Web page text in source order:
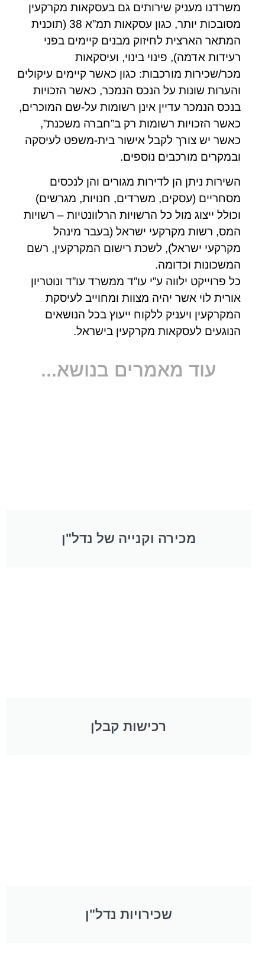
משרדנו מעניק שירותים גם בעסקאות מקרקעין
מסובכות יותר, כגון עסקאות תמ”א 38 (תוכנית
המתאר הארצית לחיזוק מבנים קיימים בפני
רעידות אדמה), פינוי בינוי, ועיסקאות
מכר/שכירות מורכבות: כגון כאשר קיימים עיקולים
והערות שונות על הנכס הנמכר, כאשר הזכויות
בנכס הנמכר עדיין אינן רשומות על-שם המוכרים,
כאשר הזכויות רשומות רק ב”חברה משכנת”,
כאשר יש צורך לקבל אישור בית-משפט לעיסקה
ובמקרים מורכבים נוספים.
השירות ניתן הן לדירות מגורים והן לנכסים
מסחריים (עסקים, משרדים, חנויות, מגרשים)
וכולל ייצוג מול כל הרשויות הרלוונטיות – רשויות
המס, רשות מקרקעי ישראל (בעבר מינהל
מקרקעי ישראל), לשכת רישום המקרקעין, רשם
המשכונות וכדומה.
כל פרוייקט ילווה ע”י עו”ד ממשרד עו”ד ונוטריון
אורית לוי אשר יהיה מצוות ומחוייב לעיסקת
המקרקעין ויעניק ללקוח ייעוץ בכל הנושאים
הנוגעים לעסקאות מקרקעין בישראל.
עוד מאמרים בנושא...
מכירה וקנייה של נדל"ן
רכישות קבלן
שכירויות נדל"ן